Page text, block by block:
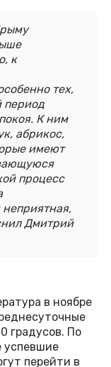
к
тех,
период
К ним
абрикос,
имеют
процесс
Дмитрий
в ноябре
градусов. По
успевшие
перейти в